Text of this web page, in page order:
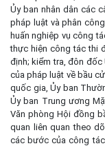
Ủy ban nhân dân các
pháp luật và phân
huấn nghiệp vụ công
thực hiện công tác thi
định; kiểm tra, đôn đốc
của pháp luật về bầu
quốc gia, Ủy ban
Ủy ban Trung ương
Văn phòng Hội đồng
quan liên quan theo
các bước của công